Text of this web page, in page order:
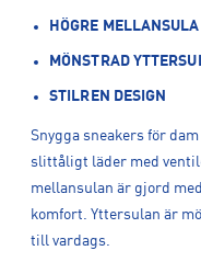
HÖGRE MELLANSULA
MÖNSTRAD
STILREN DESIGN
Snygga sneakers för
slittåligt läder med
mellansulan är gjord
komfort. Yttersulan är
till vardags.